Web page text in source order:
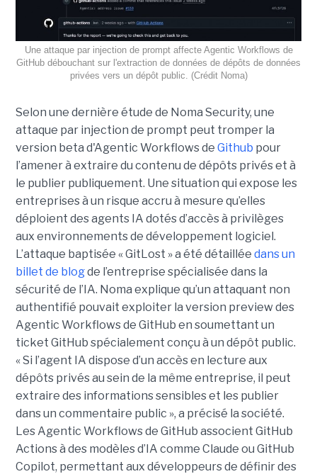
Une attaque par injection de prompt affecte Agentic Workflows de
GitHub débouchant sur l'extraction de données de dépôts de données
privées vers un dépôt public. (Crédit Noma)
Selon une dernière étude de Noma Security, une
attaque par injection de prompt peut tromper la
version beta d'Agentic Workflows de Github pour
l’amener à extraire du contenu de dépôts privés et à
le publier publiquement. Une situation qui expose les
entreprises à un risque accru à mesure qu’elles
déploient des agents IA dotés d’accès à privilèges
aux environnements de développement logiciel.
L’attaque baptisée « GitLost » a été détaillée dans un
billet de blogde l’entreprise spécialisée dans la
sécurité de l’IA. Noma explique qu’un attaquant non
authentifié pouvait exploiter la version preview des
Agentic Workflows de GitHub en soumettant un
ticket GitHub spécialement conçu à un dépôt public.
« Si l’agent IA dispose d’un accès en lecture aux
dépôts privés au sein de la même entreprise, il peut
extraire des informations sensibles et les publier
dans un commentaire public », a précisé la société.
Les Agentic Workflows de GitHub associent GitHub
Actions à des modèles d’IA comme Claude ou GitHub
Copilot, permettant aux développeurs de définir des